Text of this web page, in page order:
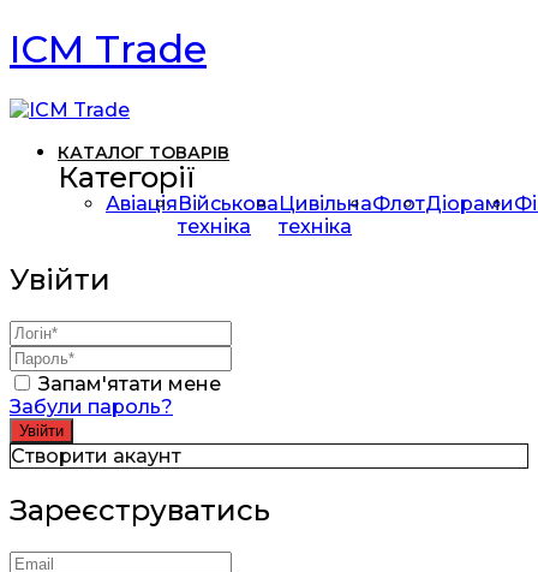
ICM Trade
КАТАЛОГ ТОВАРІВ
Категорії
АвіаціяВійськова
техніка
Цивільна
техніка
ФлотДіорами
Увійти
Запам'ятати мене
Забули пароль?
Створити акаунт
Зареєструватись